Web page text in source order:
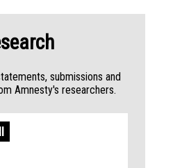
submissions and
Amnesty's researchers.